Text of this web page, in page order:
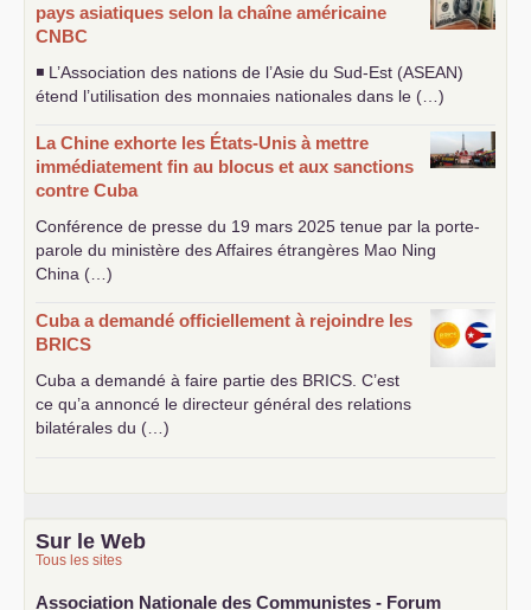
pays asiatiques selon la chaîne américaine
CNBC
◾ L’Association des nations de l’Asie du Sud-Est (ASEAN)
étend l’utilisation des monnaies nationales dans le (…)
La Chine exhorte les États-Unis à mettre
immédiatement fin au blocus et aux sanctions
contre Cuba
Conférence de presse du 19 mars 2025 tenue par la porte-
parole du ministère des Affaires étrangères Mao Ning
China (…)
Cuba a demandé officiellement à rejoindre les
BRICS
Cuba a demandé à faire partie des BRICS . C’est
ce qu’a annoncé le directeur général des relations
bilatérales du (…)
Sur le Web
Tous les sites
Association Nationale des Communistes - Forum